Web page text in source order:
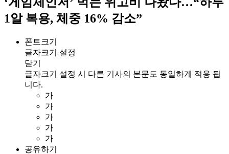
1알 복용, 체중 16% 감소”
폰트크기
글자크기 설정
닫기
글자크기 설정 시 다른 기사의 본문도 동일하게 적용 됩
니다.
가
가
가
가
가
공유하기